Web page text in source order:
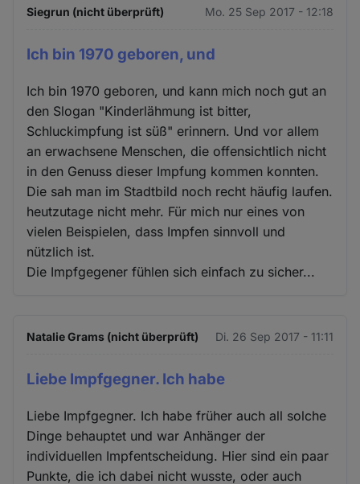
Siegrun (nicht überprüft) Mo. 25 Sep 2017 - 12:18
Ich bin 1970 geboren, und
Ich bin 1970 geboren, und kann mich noch gut an
den Slogan "Kinderlähmung ist bitter,
Schluckimpfung ist süß" erinnern. Und vor allem
an erwachsene Menschen, die offensichtlich nicht
in den Genuss dieser Impfung kommen konnten.
Die sah man im Stadtbild noch recht häufig laufen.
heutzutage nicht mehr. Für mich nur eines von
vielen Beispielen, dass Impfen sinnvoll und
nützlich ist.
Die Impfgegener fühlen sich einfach zu sicher...
Natalie Grams (nicht überprüft) Di. 26 Sep 2017 - 11:11
Liebe Impfgegner. Ich habe
Liebe Impfgegner. Ich habe früher auch all solche
Dinge behauptet und war Anhänger der
individuellen Impfentscheidung. Hier sind ein paar
Punkte, die ich dabei nicht wusste, oder auch
Cookies